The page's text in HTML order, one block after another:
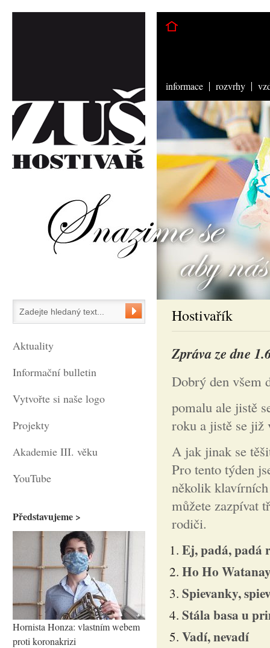
Hostivařík
Zpráva ze dne
Dobrý den
pomalu ale jistě
roku a jistě se již
A jak jinak se
Pro tento týden
několik
můžete zazpívat
rodiči.
Ej, padá, padá
Ho Ho
Spievanky,
Stála basa u
Vadí, nevadí
Aktuality
Informační bulletin
Vytvořte si naše logo
Projekty
Akademie III. věku
YouTube
Představujeme >
Hornista Honza: vlastním webem
proti koronakrizi
informace rozvrhy